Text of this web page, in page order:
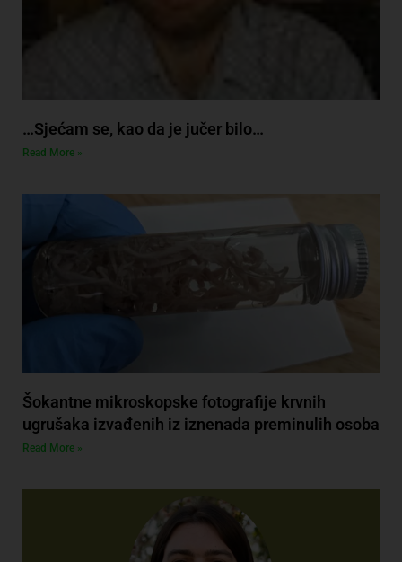
…Sjećam se, kao da je jučer bilo…
Read More »
Šokantne mikroskopske fotografije krvnih
ugrušaka izvađenih iz iznenada preminulih osoba
Read More »